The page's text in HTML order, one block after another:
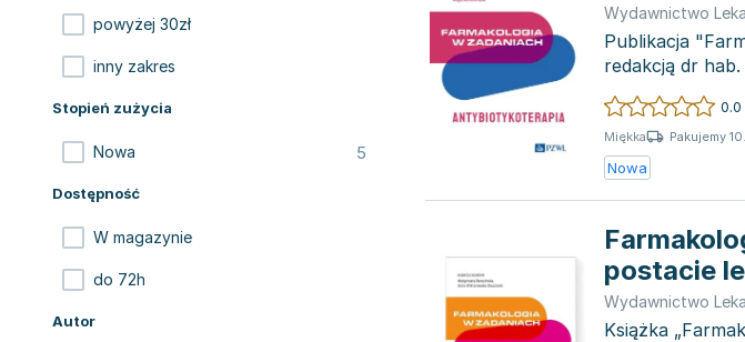
powyżej 30zł
inny zakres
Stopień zużycia
Nowa 5
Dostępność
W magazynie
do 72h
Autor
Wydawnictwo
Publikacja
redakcją dr
Big...
0.0
Miękka Pakujemy
Nowa
postacie
Wydawnictwo
Książka